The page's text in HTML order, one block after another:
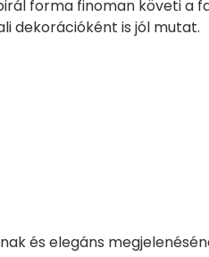
forma finoman követi a
dekorációként is jól mutat.
és elegáns